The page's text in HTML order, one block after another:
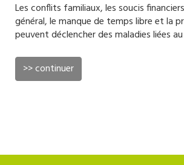
Les conflits familiaux, les soucis
général, le manque de temps libre et la
peuvent déclencher des maladies liées
>> continuer